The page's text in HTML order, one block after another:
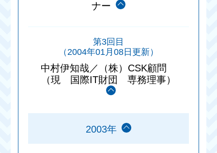
ナー
第3回目
（2004年01月08日更新）
中村伊知哉／（株）CSK顧問
（現 国際IT財団 専務理事）
2003年